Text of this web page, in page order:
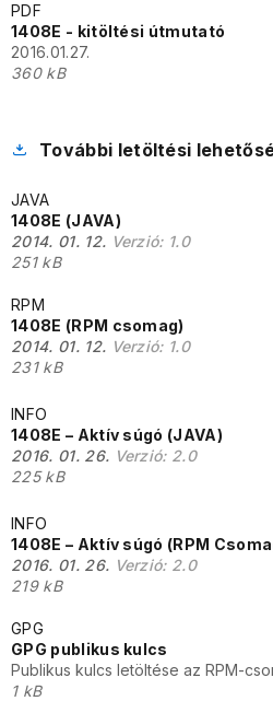
PDF
1408E - kitöltési útmutató
2016.01.27.
360 kB
További letöltési
JAVA
1408E (JAVA)
2014. 01. 12. Verzió: 1.0
251 kB
RPM
1408E (RPM csomag)
2014. 01. 12. Verzió: 1.0
231 kB
INFO
1408E – Aktív súgó (JAVA)
2016. 01. 26. Verzió: 2.0
225 kB
INFO
1408E – Aktív súgó (RPM
2016. 01. 26. Verzió: 2.0
219 kB
GPG
GPG publikus kulcs
Publikus kulcs letöltése az RPM-
1 kB